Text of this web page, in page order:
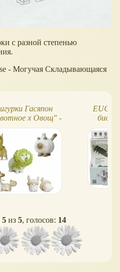
с разной степенью
- Могучая Складывающаяся
Гасяпон
х Овощ" -
и смешно!
EUGY.
5 из 5, голосов: 14